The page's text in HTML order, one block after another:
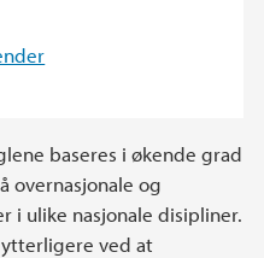
baseres i økende grad
overnasjonale og
i ulike nasjonale disipliner.
ved at